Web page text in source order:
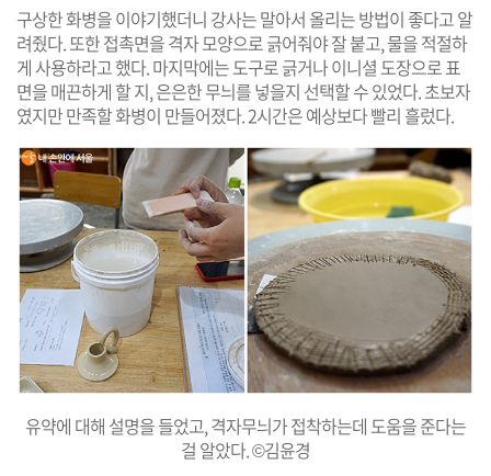
구상한 화병을 이야기했더니 강사는 말아서 올리는 방법이 좋다고 알
려줬다. 또한 접촉면을 격자 모양으로 긁어줘야 잘 붙고, 물을 적절하
게 사용하라고 했다. 마지막에는 도구로 긁거나 이니셜 도장으로 표
면을 매끈하게 할 지, 은은한 무늬를 넣을지 선택할 수 있었다. 초보자
였지만 만족할 화병이 만들어졌다. 2시간은 예상보다 빨리 흘렀다.
유약에 대해 설명을 들었고, 격자무늬가 접착하는데 도움을 준다는
걸 알았다. ©김윤경